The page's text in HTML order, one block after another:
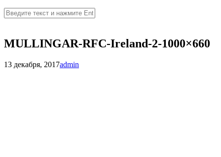
MULLINGAR-RFC-Ireland-2-1000×660
13 декабря, 2017admin